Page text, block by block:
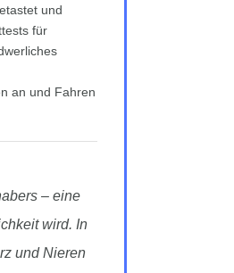
und
für
an und Fahren
– eine
wird. In
und Nieren